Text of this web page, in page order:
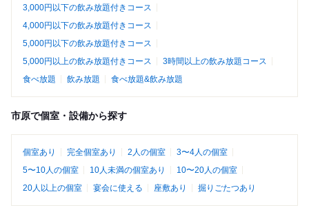
3,000円以下の飲み放題付きコース
4,000円以下の飲み放題付きコース
5,000円以下の飲み放題付きコース
5,000円以上の飲み放題付きコース
3時間以上の飲み放題コース
食べ放題
飲み放題 食べ放題&飲み放題
市原で個室・設備から探す
個室あり 完全個室あり 2人の個室
3〜4人の個室
5〜10人の個室
10人未満の個室あり
10〜20人の個室
20人以上の個室
宴会に使える 座敷あり 掘りごたつあり